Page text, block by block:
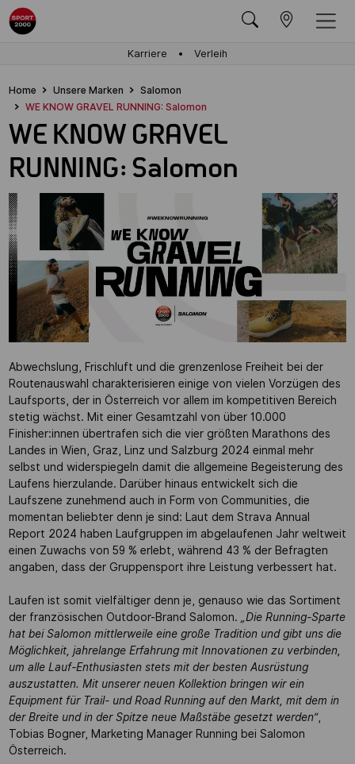
Karriere Verleih
Home Unsere Marken
Salomon
WE KNOW GRAVEL RUNNING: Salomon
WE KNOW GRAVEL
RUNNING: Salomon
Abwechslung, Frischluft und die grenzenlose Freiheit bei der
Routenauswahl charakterisieren einige von vielen Vorzügen des
Laufsports, der in Österreich vor allem im kompetitiven Bereich
stetig wächst. Mit einer Gesamtzahl von über 10.000
Finisher:innen übertrafen sich die vier größten Marathons des
Landes in Wien, Graz, Linz und Salzburg 2024 einmal mehr
selbst und widerspiegeln damit die allgemeine Begeisterung des
Laufens hierzulande. Darüber hinaus entwickelt sich die
Laufszene zunehmend auch in Form von Communities, die
momentan beliebter denn je sind: Laut dem Strava Annual
Report 2024 haben Laufgruppen im abgelaufenen Jahr weltweit
einen Zuwachs von 59 % erlebt, während 43 % der Befragten
angaben, dass der Gruppensport ihre Leistung verbessert hat.
Laufen ist somit vielfältiger denn je, genauso wie das Sortiment
der französischen Outdoor-Brand Salomon.
„Die Running-Sparte
hat bei Salomon mittlerweile eine große Tradition und gibt uns die
Möglichkeit, jahrelange Erfahrung mit Innovationen zu verbinden,
um alle Lauf-Enthusiasten stets mit der besten Ausrüstung
auszustatten. Mit unserer neuen Kollektion bringen wir ein
Equipment für Trail- und Road Running auf den Markt, mit dem in
der Breite und in der Spitze neue Maßstäbe gesetzt werden“,
Tobias Bogner, Marketing Manager Running bei Salomon
Österreich.